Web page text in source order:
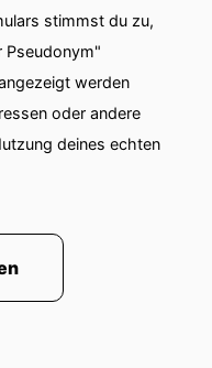
stimmst du zu,
Pseudonym"
werden
oder andere
deines echten